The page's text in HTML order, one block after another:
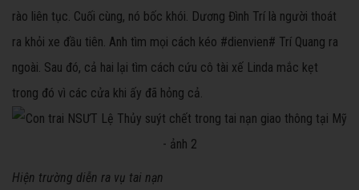
rào liên tục. Cuối cùng, nó bốc khói. Dương Đình Trí là người thoát
ra khỏi xe đầu tiên. Anh tìm mọi cách kéo #dienvien# Trí Quang ra
ngoài. Sau đó, cả hai lại tìm cách cứu cô tài xế Linda mắc kẹt
trong đó vì các cửa khi ấy đã hỏng cả.
Hiện trường diễn ra vụ tai nạn